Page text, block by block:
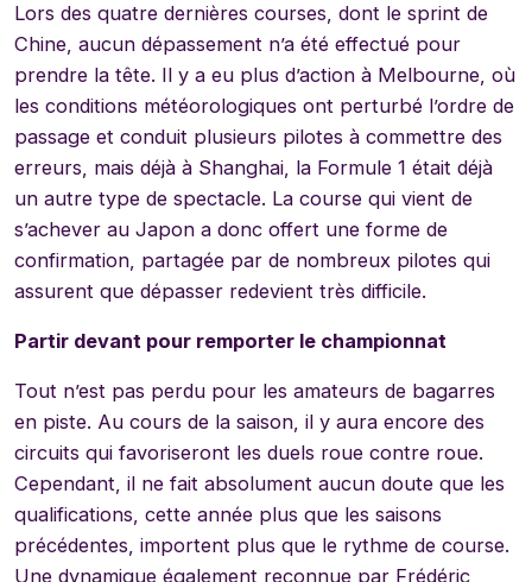
Lors des quatre dernières courses, dont le sprint de
Chine, aucun dépassement n’a été effectué pour
prendre la tête. Il y a eu plus d’action à Melbourne, où
les conditions météorologiques ont perturbé l’ordre de
passage et conduit plusieurs pilotes à commettre des
erreurs, mais déjà à Shanghai, la Formule 1 était déjà
un autre type de spectacle. La course qui vient de
s’achever au Japon a donc offert une forme de
confirmation, partagée par de nombreux pilotes qui
assurent que dépasser redevient très difficile.
Partir devant pour remporter le championnat
Tout n’est pas perdu pour les amateurs de bagarres
en piste. Au cours de la saison, il y aura encore des
circuits qui favoriseront les duels roue contre roue.
Cependant, il ne fait absolument aucun doute que les
qualifications, cette année plus que les saisons
précédentes, importent plus que le rythme de course.
Une dynamique également reconnue par Frédéric